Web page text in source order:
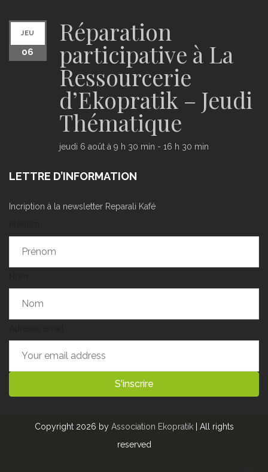
JEU
06
Réparation
participative à La
Ressourcerie
d’Ekopratik – Jeudi
Thématique
jeudi 6 août à 9 h 30 min - 16 h 30 min
LETTRE D’INFORMATION
Incription à la newsletter Reparali Kafé
Copyright 2026 by Association Ekopratik| All rights
reserved